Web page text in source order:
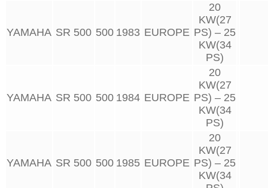
YAMAHA SR 500 500 1983 EUROPE
20
KW(27
PS) – 25
KW(34
PS)
YAMAHA SR 500 500 1984 EUROPE
20
KW(27
PS) – 25
KW(34
PS)
YAMAHA SR 500 500 1985 EUROPE
20
KW(27
PS) – 25
KW(34